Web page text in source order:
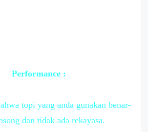
Performance :
topi yang anda gunakan benar-
dan tidak ada rekayasa.